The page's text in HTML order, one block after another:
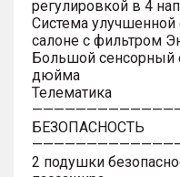
регулировкой в 4
Система улучшенной
салоне с фильтром
Большой сенсорный
дюйма
Телематика
БЕЗОПАСНОСТЬ
2 подушки